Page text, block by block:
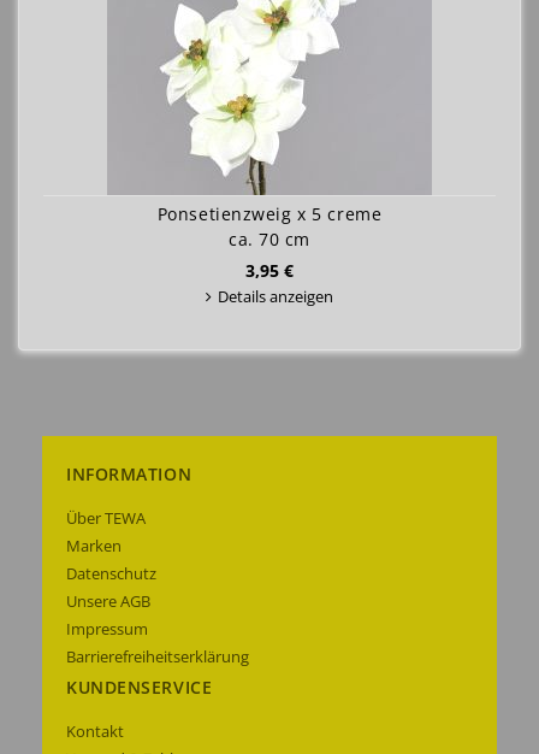
Ponsetienzweig x 5 creme
ca. 70 cm
3,95 €
Details anzeigen
INFORMATION
Über TEWA
Marken
Datenschutz
Unsere AGB
Impressum
Barrierefreiheitserklärung
KUNDENSERVICE
Kontakt